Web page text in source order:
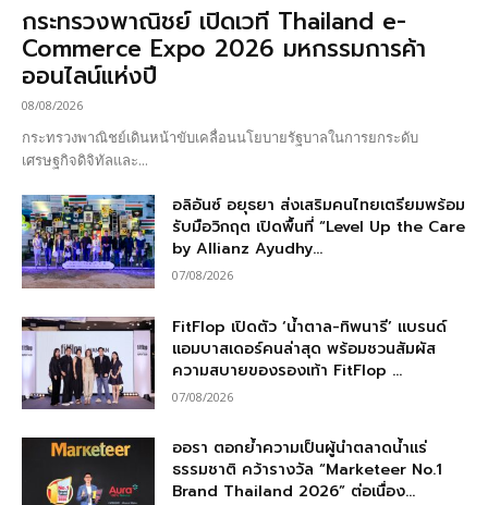
กระทรวงพาณิชย์ เปิดเวที Thailand e-
Commerce Expo 2026 มหกรรมการค้า
ออนไลน์แห่งปี
08/08/2026
กระทรวงพาณิชย์เดินหน้าขับเคลื่อนนโยบายรัฐบาลในการยกระดับ
เศรษฐกิจดิจิทัลและ...
อลิอันซ์ อยุธยา ส่งเสริมคนไทยเตรียมพร้อม
รับมือวิกฤต เปิดพื้นที่ “Level Up the Care
by Allianz Ayudhy...
07/08/2026
FitFlop เปิดตัว ‘น้ำตาล-ทิพนารี’ แบรนด์
แอมบาสเดอร์คนล่าสุด พร้อมชวนสัมผัส
ความสบายของรองเท้า FitFlop ...
07/08/2026
ออรา ตอกย้ำความเป็นผู้นำตลาดน้ำแร่
ธรรมชาติ คว้ารางวัล “Marketeer No.1
Brand Thailand 2026” ต่อเนื่อง...